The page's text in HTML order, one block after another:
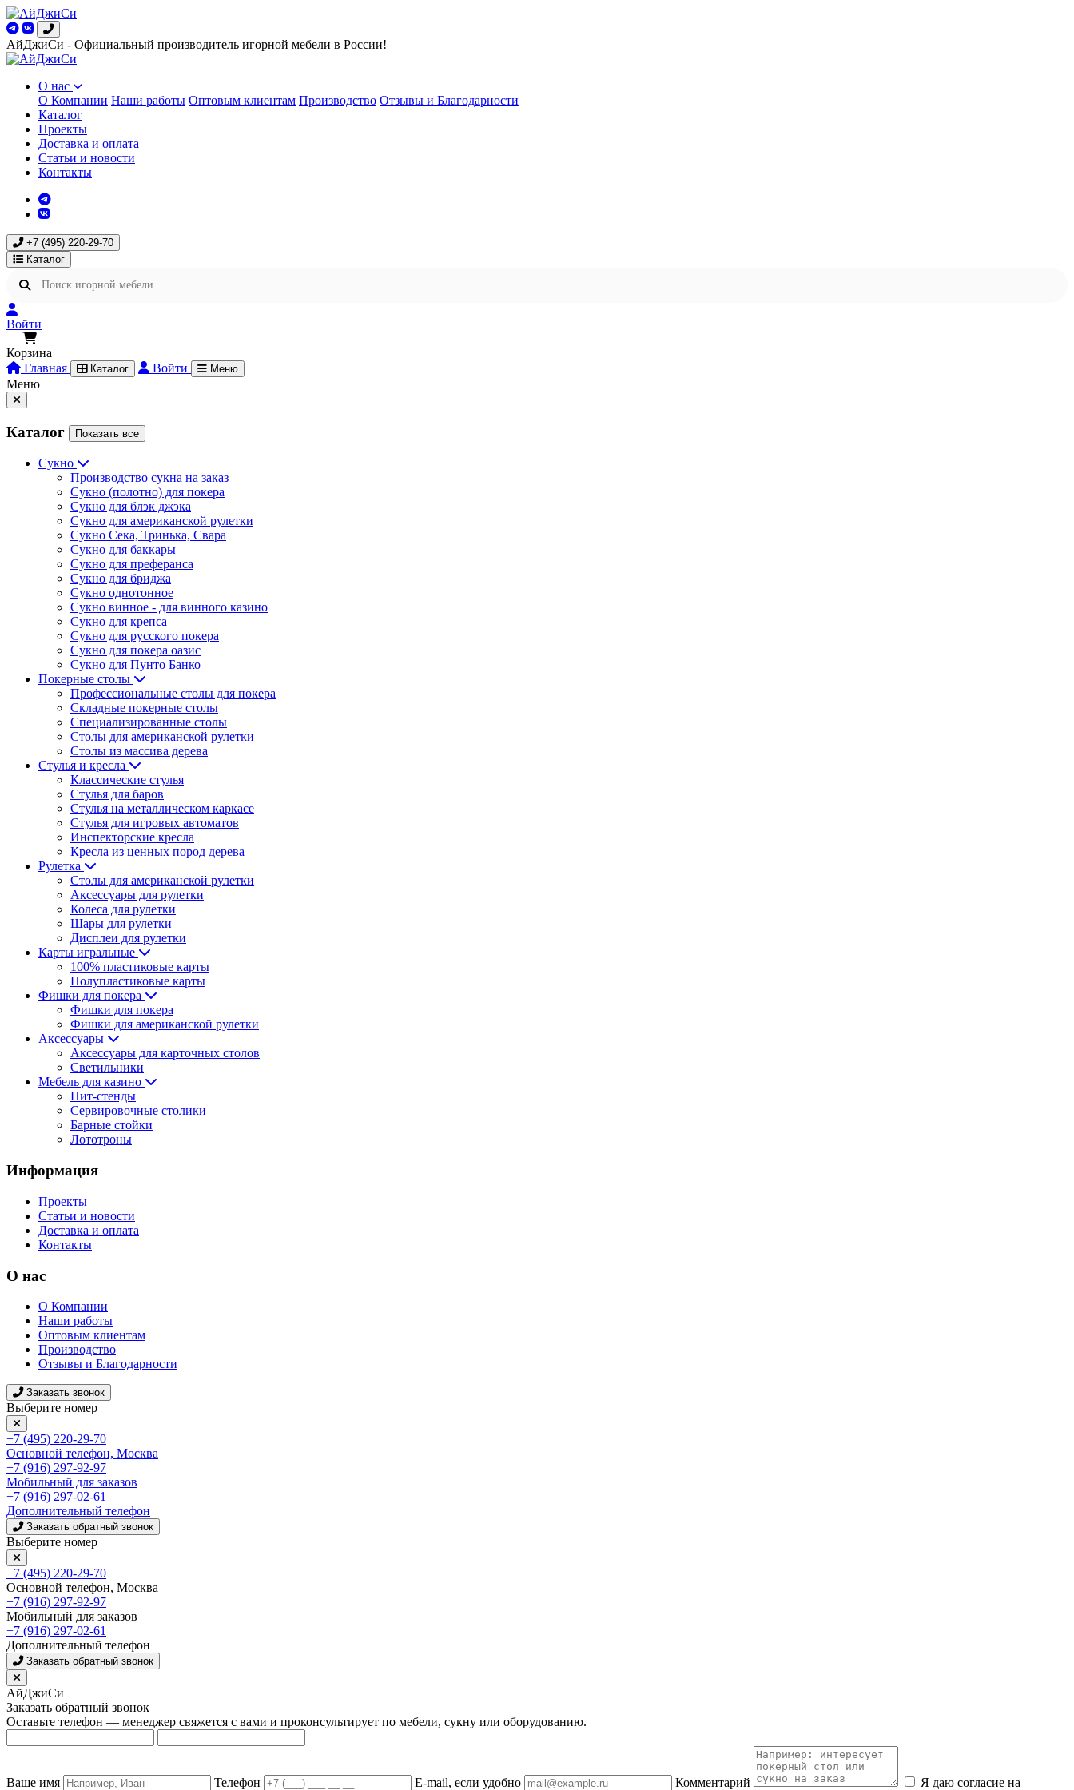
АйДжиСи - Официальный производитель игорной мебели в России!
О нас
О Компании Наши работы Оптовым клиентам Производство Отзывы и Благодарности
Каталог
Проекты
Доставка и оплата
Статьи и новости
Контакты
+7 (495) 220-29-70
Каталог
Войти
Корзина
Главная
Каталог Войти Меню
Меню
Каталог Показать все
Сукно
Производство сукна на заказ
Сукно (полотно) для покера
Сукно для блэк джэка
Сукно для американской рулетки
Сукно Сека, Тринька, Свара
Сукно для баккары
Сукно для преферанса
Сукно для бриджа
Сукно однотонное
Сукно винное - для винного казино
Сукно для крепса
Сукно для русского покера
Сукно для покера оазис
Сукно для Пунто Банко
Покерные столы
Профессиональные столы для покера
Складные покерные столы
Специализированные столы
Столы для американской рулетки
Столы из массива дерева
Стулья и кресла
Классические стулья
Стулья для баров
Стулья на металлическом каркасе
Стулья для игровых автоматов
Инспекторские кресла
Кресла из ценных пород дерева
Рулетка
Столы для американской рулетки
Аксессуары для рулетки
Колеса для рулетки
Шары для рулетки
Дисплеи для рулетки
Карты игральные
100% пластиковые карты
Полупластиковые карты
Фишки для покера
Фишки для покера
Фишки для американской рулетки
Аксессуары
Аксессуары для карточных столов
Светильники
Мебель для казино
Пит-стенды
Сервировочные столики
Барные стойки
Лототроны
Информация
Проекты
Статьи и новости
Доставка и оплата
Контакты
О нас
О Компании
Наши работы
Оптовым клиентам
Производство
Отзывы и Благодарности
Заказать звонок
Выберите номер
+7 (495) 220-29-70
Основной телефон, Москва
+7 (916) 297-92-97
Мобильный для заказов
+7 (916) 297-02-61
Дополнительный телефон
Заказать обратный звонок
Выберите номер
+7 (495) 220-29-70
Основной телефон, Москва
+7 (916) 297-92-97
Мобильный для заказов
+7 (916) 297-02-61
Дополнительный телефон
Заказать обратный звонок
АйДжиСи
Заказать обратный звонок
Оставьте телефон — менеджер свяжется с вами и проконсультирует по мебели, сукну или оборудованию.
Ваше имя Телефон E-mail, если удобно Комментарий
Я даю согласие на